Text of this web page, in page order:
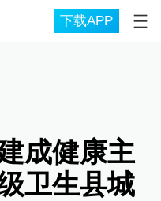
下载APP
成健康主
卫生县城